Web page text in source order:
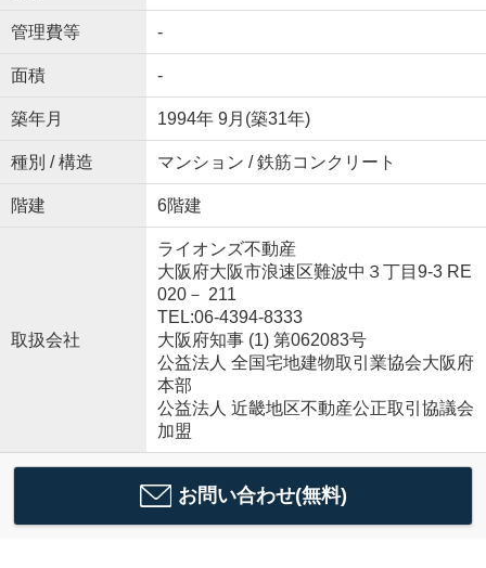
管理費等 -
面積 -
築年月 1994年 9月(築31年)
種別 / 構造 マンション / 鉄筋コンクリート
階建 6階建
取扱会社
ライオンズ不動産
大阪府大阪市浪速区難波中３丁目9-3 RE
020－ 211
TEL:06-4394-8333
大阪府知事 (1) 第062083号
公益法人 全国宅地建物取引業協会大阪府
本部
公益法人 近畿地区不動産公正取引協議会
加盟
お問い合わせ(無料)